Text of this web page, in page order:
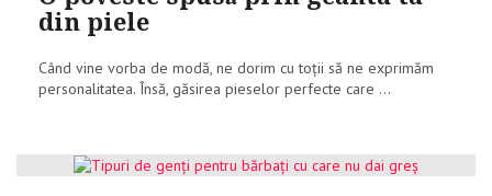
din piele
Când vine vorba de modă, ne dorim cu toții să ne exprimăm
personalitatea. Însă, găsirea pieselor perfecte care ...